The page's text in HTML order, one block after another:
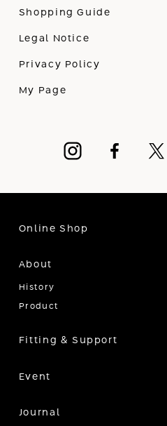
Shopping Guide
Legal Notice
Privacy Policy
My Page
Online Shop
About
History
Product
Fitting & Support
Event
Journal